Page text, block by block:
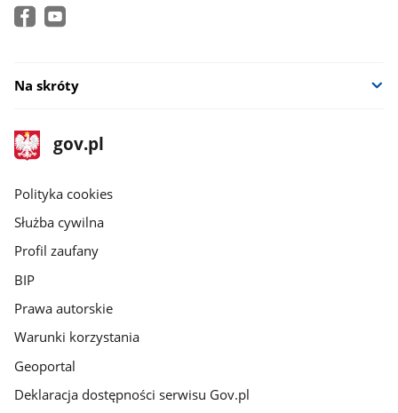
Na skróty
stopka
gov.pl
Strona
gov.pl
gov.pl
Polityka cookies
Służba cywilna
Profil zaufany
BIP
Prawa autorskie
Warunki korzystania
Geoportal
Deklaracja dostępności serwisu Gov.pl